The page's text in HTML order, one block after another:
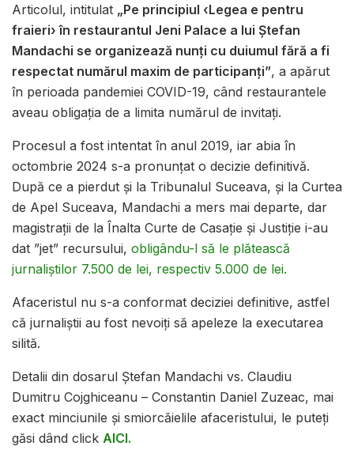
Articolul, intitulat „Pe principiul ‹Legea e pentru
fraieri› în restaurantul Jeni Palace a lui Ștefan
Mandachi se organizează nunți cu duiumul fără a fi
respectat numărul maxim de participanți”, a apărut
în perioada pandemiei COVID-19, când restaurantele
aveau obligația de a limita numărul de invitați.
Procesul a fost intentat în anul 2019, iar abia în
octombrie 2024 s-a pronunțat o decizie definitivă.
După ce a pierdut și la Tribunalul Suceava, și la Curtea
de Apel Suceava, Mandachi a mers mai departe, dar
magistrații de la Înalta Curte de Casație și Justiție i-au
dat ”jet” recursului, obligându-l să le plătească
jurnaliștilor 7.500 de lei, respectiv 5.000 de lei.
Afaceristul nu s-a conformat deciziei definitive, astfel
că jurnaliștii au fost nevoiți să apeleze la executarea
silită.
Detalii din dosarul Ștefan Mandachi vs. Claudiu
Dumitru Cojghiceanu – Constantin Daniel Zuzeac, mai
exact minciunile și smiorcăielile afaceristului, le puteți
găsi dând click AICI.